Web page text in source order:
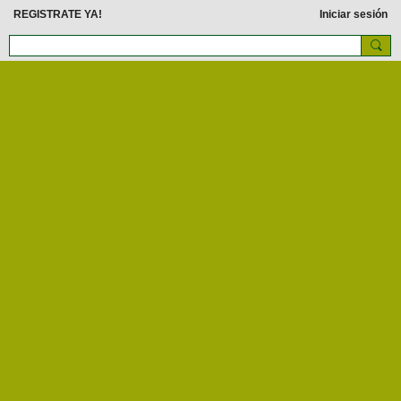
REGISTRATE YA! Iniciar sesión